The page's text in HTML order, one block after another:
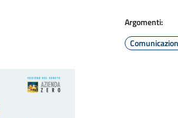
Argomenti: